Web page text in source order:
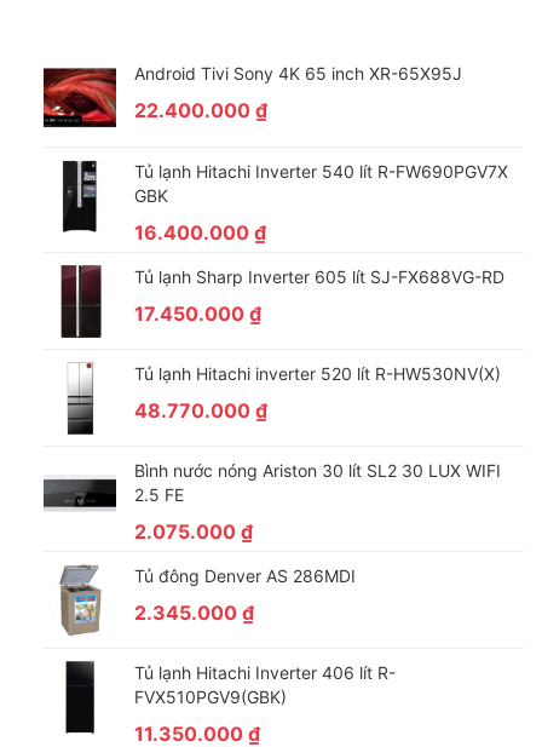
Android Tivi Sony 4K 65 inch XR-65X95J
22.400.000 ₫
Tủ lạnh Hitachi Inverter 540 lít R-FW690PGV7X
GBK
16.400.000 ₫
Tủ lạnh Sharp Inverter 605 lít SJ-FX688VG-RD
17.450.000 ₫
Tủ lạnh Hitachi inverter 520 lít R-HW530NV(X)
48.770.000 ₫
Bình nước nóng Ariston 30 lít SL2 30 LUX WIFI
2.5 FE
2.075.000 ₫
Tủ đông Denver AS 286MDI
2.345.000 ₫
Tủ lạnh Hitachi Inverter 406 lít R-
FVX510PGV9(GBK)
11.350.000 ₫